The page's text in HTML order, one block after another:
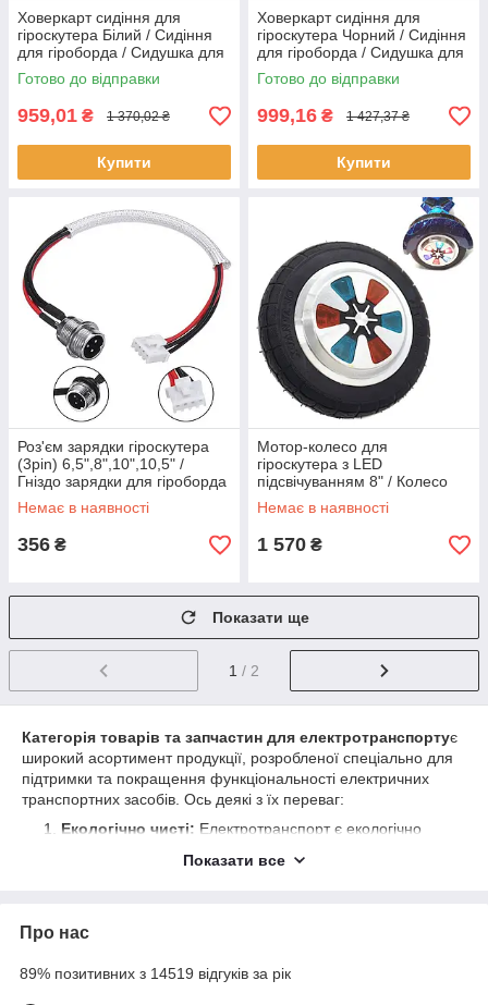
Ховеркарт сидіння для
гіроскутера Білий / Сидіння
для гіроборда / Сидушка для
гіроборда
Готово до відправки
959,01 ₴ 1 370,02 ₴
Купити
Ховеркарт сидіння для
гіроскутера Чорний / Сидіння
для гіроборда / Сидушка для
гіроборда
Готово до відправки
999,16 ₴ 1 427,37 ₴
Купити
Роз'єм зарядки гіроскутера
(3pin) 6,5",8",10",10,5" /
Гніздо зарядки для гіроборда
/ Штекер для зарядки
Немає в наявності
356 ₴
Мотор-колесо для
гіроскутера з LED
підсвічуванням 8" / Колесо
для гіроскутера / Колесо для
гіроборда з підсвічуванням
Немає в наявності
1 570 ₴
Показати ще
1 / 2
Категорія товарів та запчастин для електротранспортує
широкий асортимент продукції, розробленої спеціально для
підтримки та покращення функціональності електричних
транспортних засобів. Ось деякі з їх переваг:
Екологічно чисті: Електротранспорт є екологічно
електротранспорту сприяють його подальшій
шкідливих речовин та покращити якість повітря.
для електротранспорту допомагають підвищити
Показати все
Про нас
89% позитивних з 14519 відгуків за рік